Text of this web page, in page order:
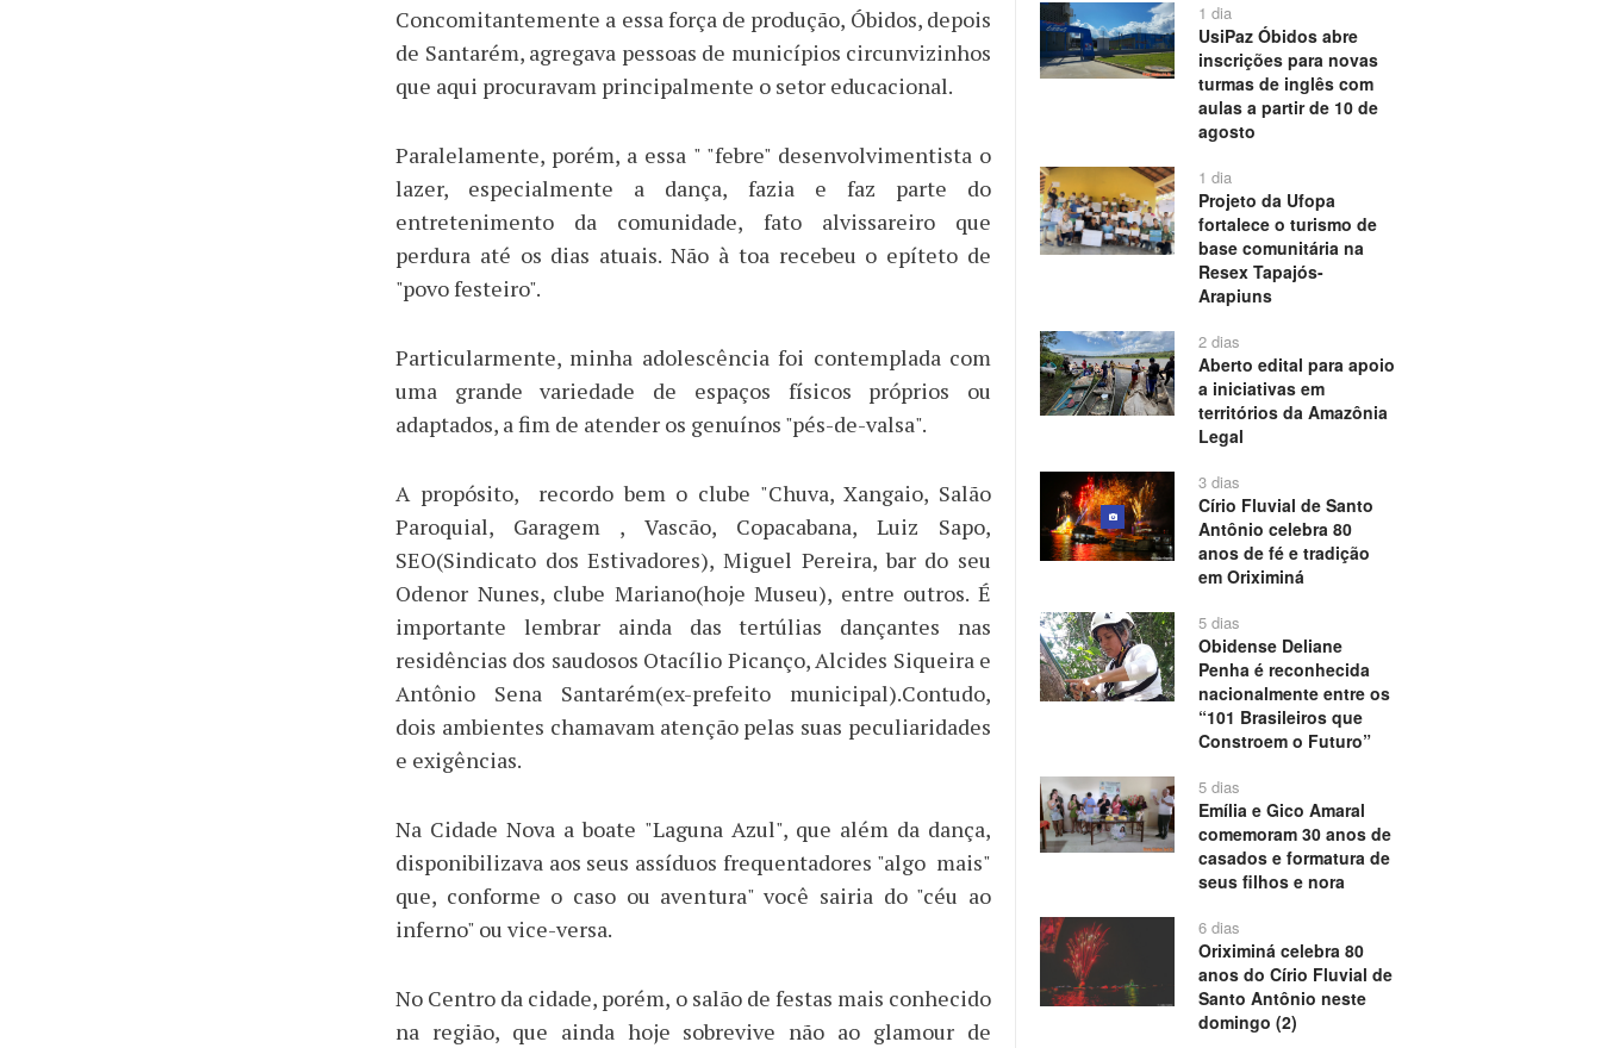
Concomitantemente a essa força de produção, Óbidos, depois
de Santarém, agregava pessoas de municípios circunvizinhos
que aqui procuravam principalmente o setor educacional.
Paralelamente, porém, a essa " "febre" desenvolvimentista o
lazer, especialmente a dança, fazia e faz parte do
entretenimento da comunidade, fato alvissareiro que
perdura até os dias atuais. Não à toa recebeu o epíteto de
"povo festeiro".
Particularmente, minha adolescência foi contemplada com
uma grande variedade de espaços físicos próprios ou
adaptados, a fim de atender os genuínos "pés-de-valsa".
A propósito, recordo bem o clube "Chuva, Xangaio, Salão
Paroquial, Garagem , Vascão, Copacabana, Luiz Sapo,
SEO(Sindicato dos Estivadores), Miguel Pereira, bar do seu
Odenor Nunes, clube Mariano(hoje Museu), entre outros. É
importante lembrar ainda das tertúlias dançantes nas
residências dos saudosos Otacílio Picanço, Alcides Siqueira e
Antônio Sena Santarém(ex-prefeito municipal).Contudo,
dois ambientes chamavam atenção pelas suas peculiaridades
e exigências.
Na Cidade Nova a boate "Laguna Azul", que além da dança,
disponibilizava aos seus assíduos frequentadores "algo mais"
que, conforme o caso ou aventura" você sairia do "céu ao
inferno" ou vice-versa.
No Centro da cidade, porém, o salão de festas mais conhecido
na região, que ainda hoje sobrevive não ao glamour de
1 dia
UsiPaz Óbidos abre
inscrições para novas
turmas de inglês com
aulas a partir de 10 de
agosto
1 dia
Projeto da Ufopa
fortalece o turismo de
base comunitária na
Resex Tapajós-
Arapiuns
2 dias
Aberto edital para apoio
a iniciativas em
territórios da Amazônia
Legal
3 dias
Círio Fluvial de Santo
Antônio celebra 80
anos de fé e tradição
em Oriximiná
5 dias
Obidense Deliane
Penha é reconhecida
nacionalmente entre os
“101 Brasileiros que
Constroem o Futuro”
5 dias
Emília e Gico Amaral
comemoram 30 anos de
casados e formatura de
seus filhos e nora
6 dias
Oriximiná celebra 80
anos do Círio Fluvial de
Santo Antônio neste
domingo (2)